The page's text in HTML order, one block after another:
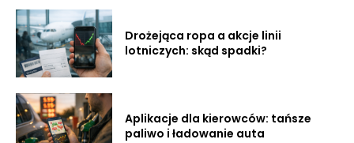
Drożejąca ropa a akcje linii
lotniczych: skąd spadki?
Aplikacje dla kierowców: tańsze
paliwo i ładowanie auta